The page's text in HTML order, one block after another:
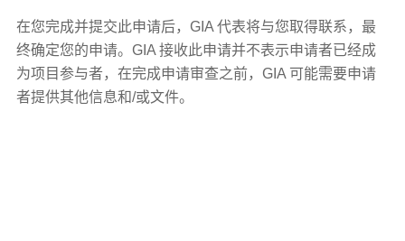
在您完成并提交此申请后，GIA 代表将与您取得联系，最
终确定您的申请。GIA 接收此申请并不表示申请者已经成
为项目参与者，在完成申请审查之前，GIA 可能需要申请
者提供其他信息和/或文件。